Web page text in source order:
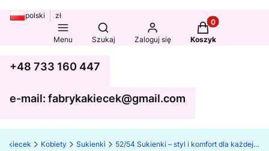
polski zł
Menu
Otwórz wyszukiwarkę
Szukaj Zaloguj się
Produkty w
Koszyk
+48 733 160 447
e-mail: fabrykakiecek@gmail.com
kiecek Kobiety Sukienki 52/54 Sukienki – styl i komfort dla każdej sylwetki